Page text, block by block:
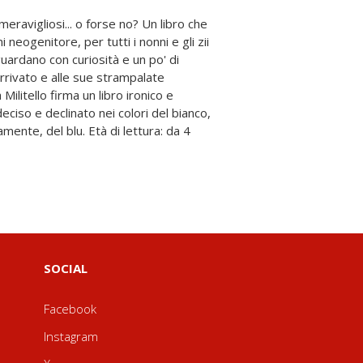
SOCIAL
Facebook
Instagram